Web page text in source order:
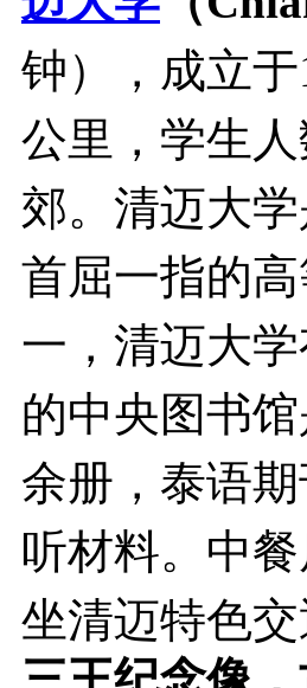
钟），成立
公里，学生
郊。清迈大
首屈一指的
一，清迈大
的中央图书
余册，泰语
听材料。中
坐清迈特色